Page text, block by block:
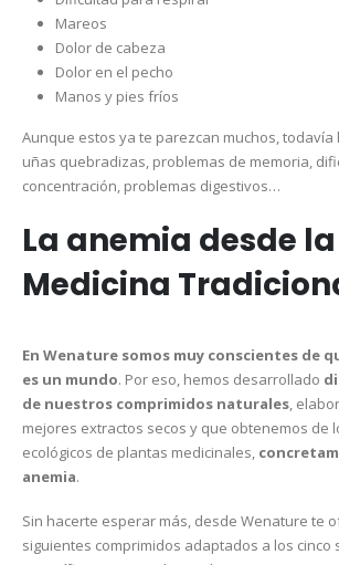
Mareos
Dolor de cabeza
Dolor en el pecho
Manos y pies fríos
Aunque estos ya te parezcan muchos, todavía
uñas quebradizas, problemas de memoria,
concentración, problemas digestivos…
La anemia desde la
Medicina
En Wenature somos muy conscientes de
es un mundo. Por eso, hemos desarrollado
de nuestros comprimidos naturales,
mejores extractos secos y que obtenemos de
ecológicos de plantas medicinales,
anemia.
Sin hacerte esperar más, desde Wenature te
siguientes comprimidos adaptados a los cinco